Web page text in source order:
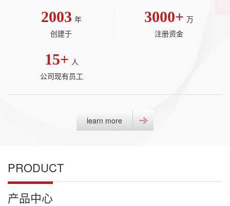
2003 年
创建于
3000+ 万
注册资金
15+ 人
公司现有员工
learn more
PRODUCT
产品中心